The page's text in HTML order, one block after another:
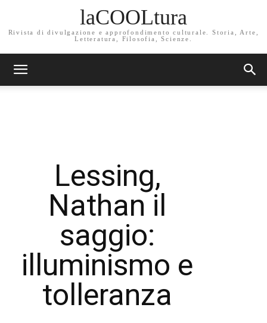
laCOOLtura
Rivista di divulgazione e approfondimento culturale. Storia, Arte,
Letteratura, Filosofia, Scienze.
Lessing,
Nathan il
saggio:
illuminismo e
tolleranza